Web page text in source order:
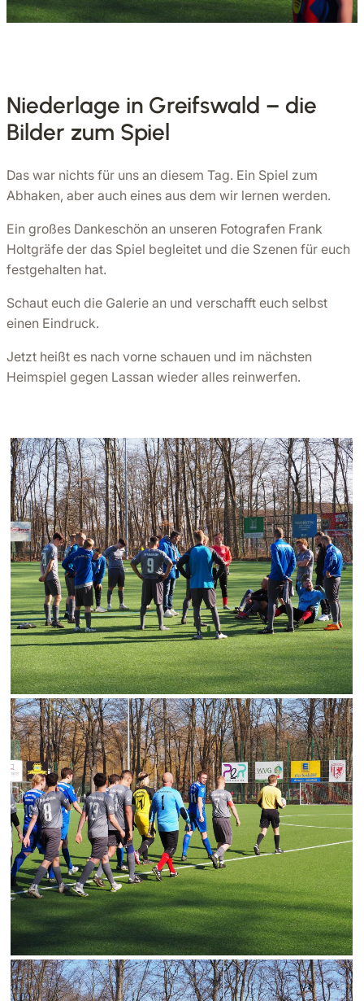
Niederlage in Greifswald – die
Bilder zum Spiel
Das war nichts für uns an diesem Tag. Ein Spiel zum
Abhaken, aber auch eines aus dem wir lernen werden.
Ein großes Dankeschön an unseren Fotografen Frank
Holtgräfe der das Spiel begleitet und die Szenen für euch
festgehalten hat.
Schaut euch die Galerie an und verschafft euch selbst
einen Eindruck.
Jetzt heißt es nach vorne schauen und im nächsten
Heimspiel gegen Lassan wieder alles reinwerfen.